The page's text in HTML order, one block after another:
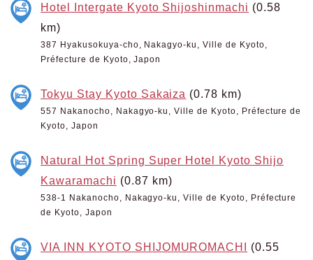
Hotel Intergate Kyoto Shijoshinmachi (0.58
km)
387 Hyakusokuya-cho, Nakagyo-ku, Ville de Kyoto,
Préfecture de Kyoto, Japon
Tokyu Stay Kyoto Sakaiza (0.78 km)
557 Nakanocho, Nakagyo-ku, Ville de Kyoto, Préfecture de
Kyoto, Japon
Natural Hot Spring Super Hotel Kyoto Shijo
Kawaramachi (0.87 km)
538-1 Nakanocho, Nakagyo-ku, Ville de Kyoto, Préfecture
de Kyoto, Japon
VIA INN KYOTO SHIJOMUROMACHI (0.55